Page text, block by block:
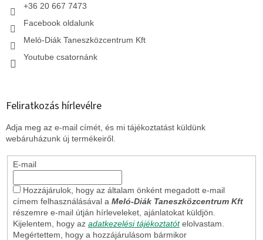
+36 20 667 7473
Facebook oldalunk
Meló-Diák Taneszközcentrum Kft
Youtube csatornánk
Feliratkozás hírlevélre
Adja meg az e-mail címét, és mi tájékoztatást küldünk
webáruházunk új termékeiről.
E-mail
Hozzájárulok, hogy az általam önként megadott e-mail
címem felhasználásával a Meló-Diák Taneszközcentrum Kft
részemre e-mail útján hírleveleket, ajánlatokat küldjön.
Kijelentem, hogy az adatkezelési tájékoztatót elolvastam.
Megértettem, hogy a hozzájárulásom bármikor